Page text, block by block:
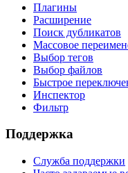
Плагины
Расширение
Поиск дубликатов
Массовое
Выбор тегов
Выбор файлов
Быстрое
Инспектор
Фильтр
Поддержка
Служба поддержки